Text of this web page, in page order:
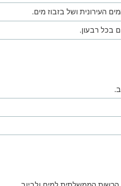
העירונית ושל בזבוז מים.
בכל רבעון.